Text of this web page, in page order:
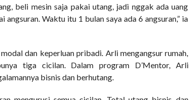
beli mesin saja pakai utang, jadi nggak ada uang
angsuran. Waktu itu 1 bulan saya ada 6 angsuran,” ia
dan keperluan pribadi. Arli mengangsur rumah,
tiga cicilan. Dalam program D’Mentor, Arli
bisnis dan berhutang.